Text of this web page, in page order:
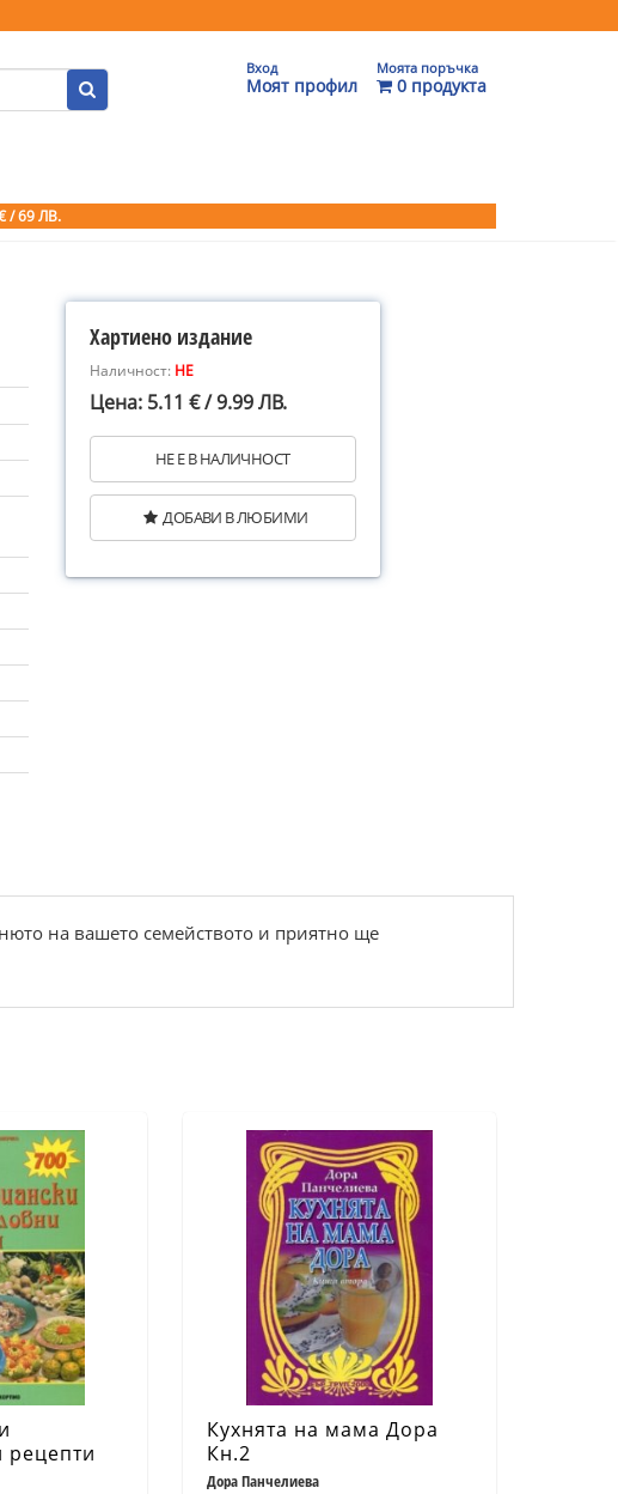
Вход
Моят профил
Моята поръчка
0 продукта
/ 69 ЛВ.
Хартиено издание
Наличност: НЕ
Цена: 5.11 € / 9.99 ЛВ.
НЕ Е В НАЛИЧНОСТ
ДОБАВИ В ЛЮБИМИ
на вашето семейството и приятно ще
рецепти
Кухнята на мама Дора
Кн.2
Дора Панчелиева